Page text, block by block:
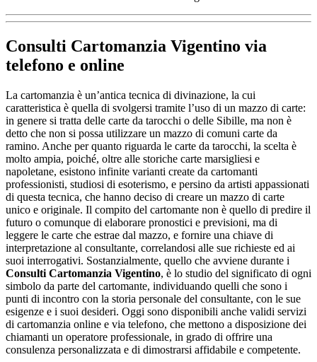
Consulti Cartomanzia Vigentino via
telefono e online
La cartomanzia è un’antica tecnica di divinazione, la cui
caratteristica è quella di svolgersi tramite l’uso di un mazzo di carte:
in genere si tratta delle carte da tarocchi o delle Sibille, ma non è
detto che non si possa utilizzare un mazzo di comuni carte da
ramino. Anche per quanto riguarda le carte da tarocchi, la scelta è
molto ampia, poiché, oltre alle storiche carte marsigliesi e
napoletane, esistono infinite varianti create da cartomanti
professionisti, studiosi di esoterismo, e persino da artisti appassionati
di questa tecnica, che hanno deciso di creare un mazzo di carte
unico e originale. Il compito del cartomante non è quello di predire il
futuro o comunque di elaborare pronostici e previsioni, ma di
leggere le carte che estrae dal mazzo, e fornire una chiave di
interpretazione al consultante, correlandosi alle sue richieste ed ai
suoi interrogativi. Sostanzialmente, quello che avviene durante i
Consulti Cartomanzia Vigentino, è lo studio del significato di ogni
simbolo da parte del cartomante, individuando quelli che sono i
punti di incontro con la storia personale del consultante, con le sue
esigenze e i suoi desideri. Oggi sono disponibili anche validi servizi
di cartomanzia online e via telefono, che mettono a disposizione dei
chiamanti un operatore professionale, in grado di offrire una
consulenza personalizzata e di dimostrarsi affidabile e competente.